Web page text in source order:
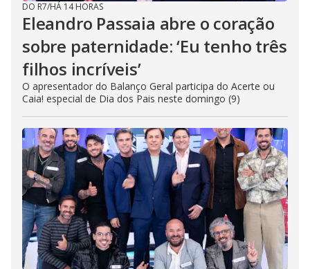
DO R7/HÁ 14 HORAS
Eleandro Passaia abre o coração
sobre paternidade: ‘Eu tenho três
filhos incríveis’
O apresentador do Balanço Geral participa do Acerte ou
Caia! especial de Dia dos Pais neste domingo (9)